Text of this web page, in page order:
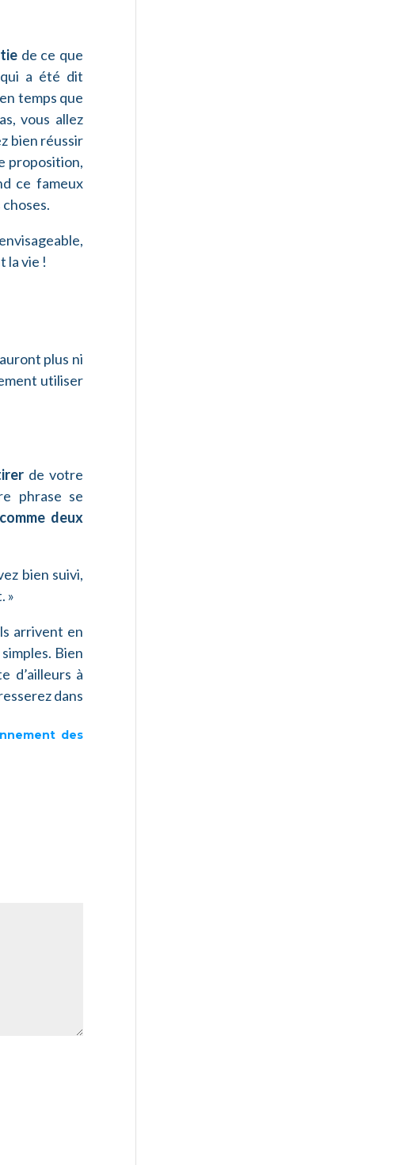
de ce que
a été dit
temps que
vous allez
bien réussir
proposition,
ce fameux
la vie !
plus ni
utiliser
de votre
phrase se
comme deux
bien suivi,
»
arrivent en
Bien
d’ailleurs à
dans
des